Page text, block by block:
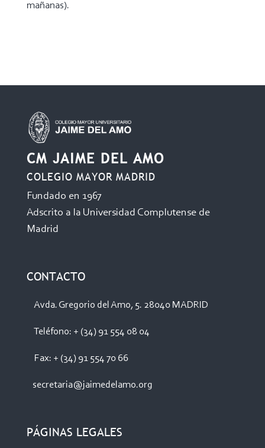
mañanas).
CM JAIME DEL AMO
COLEGIO MAYOR MADRID
Fundado en 1967
Adscrito a la Universidad Complutense de
Madrid
CONTACTO
Avda. Gregorio del Amo, 5. 28040 MADRID
Teléfono: + (34) 91 554 08 04
Fax: + (34) 91 554 70 66
secretaria@jaimedelamo.org
PÁGINAS LEGALES